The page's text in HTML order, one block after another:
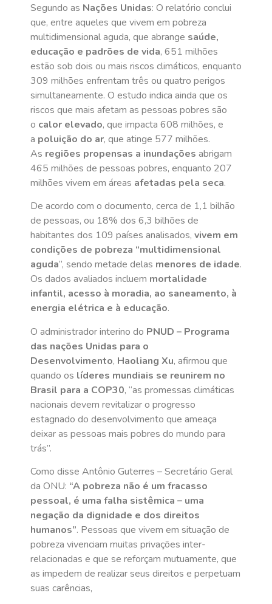
Segundo as Nações Unidas: O relatório conclui
que, entre aqueles que vivem em pobreza
multidimensional aguda, que abrange saúde,
educação e padrões de vida, 651 milhões
estão sob dois ou mais riscos climáticos, enquanto
309 milhões enfrentam três ou quatro perigos
simultaneamente. O estudo indica ainda que os
riscos que mais afetam as pessoas pobres são
o calor elevado, que impacta 608 milhões, e
a poluição do ar, que atinge 577 milhões.
As regiões propensas a inundações abrigam
465 milhões de pessoas pobres, enquanto 207
milhões vivem em áreas afetadas pela seca.
De acordo com o documento, cerca de 1,1 bilhão
de pessoas, ou 18% dos 6,3 bilhões de
habitantes dos 109 países analisados, vivem em
condições de pobreza “multidimensional
aguda”, sendo metade delas menores de idade.
Os dados avaliados incluem mortalidade
infantil, acesso à moradia, ao saneamento, à
energia elétrica e à educação.
O administrador interino do PNUD – Programa
das nações Unidas para o
Desenvolvimento, Haoliang Xu, afirmou que
quando os líderes mundiais se reunirem no
Brasil para a COP30, “as promessas climáticas
nacionais devem revitalizar o progresso
estagnado do desenvolvimento que ameaça
deixar as pessoas mais pobres do mundo para
trás”.
Como disse Antônio Guterres – Secretário Geral
da ONU: “A pobreza não é um fracasso
pessoal, é uma falha sistêmica – uma
negação da dignidade e dos direitos
humanos”. Pessoas que vivem em situação de
pobreza vivenciam muitas privações inter-
relacionadas e que se reforçam mutuamente, que
as impedem de realizar seus direitos e perpetuam
suas carências,